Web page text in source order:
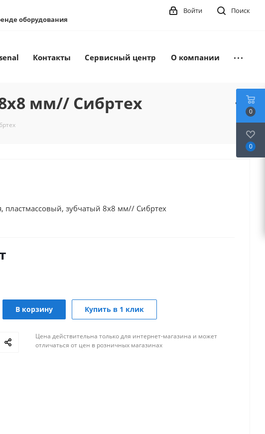
оборудования
Поиск
Войти
Контакты Сервисный центр О компании
мм// Сибртех
пластмассовый, зубчатый 8х8 мм// Сибртех
В корзину Купить в 1 клик
Цена действительна только для интернет-магазина и может
отличаться от цен в розничных магазинах
0
0